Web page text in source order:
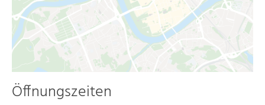
Öffnungszeiten